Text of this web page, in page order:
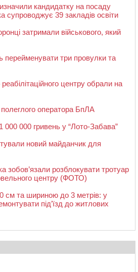
кандидатку на посаду
супроводжує 39 закладів освіти
затримали військового, який
перейменувати три провулки та
центру обрали на
оператора БпЛА
000 000 гривень у “Лото-Забава”
новий майданчик для
зобов’язали розблокувати тротуар
центру (ФОТО)
см та шириною до 3 метрів: у
під’їзд до житлових